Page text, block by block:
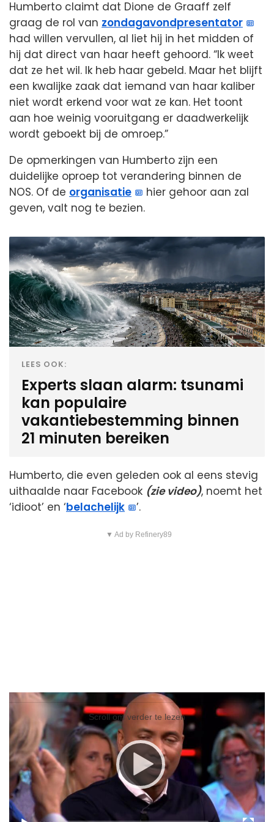
Humberto claimt dat Dione de Graaff zelf
graag de rol van zondagavondpresentator
had willen vervullen, al liet hij in het midden of
hij dat direct van haar heeft gehoord. “Ik weet
dat ze het wil. Ik heb haar gebeld. Maar het blijft
een kwalijke zaak dat iemand van haar kaliber
niet wordt erkend voor wat ze kan. Het toont
aan hoe weinig vooruitgang er daadwerkelijk
wordt geboekt bij de omroep.”
De opmerkingen van Humberto zijn een
duidelijke oproep tot verandering binnen de
NOS. Of de organisatie
hier gehoor aan zal
geven, valt nog te bezien.
LEES OOK:
Experts slaan alarm: tsunami
kan populaire
vakantiebestemming binnen
21 minuten bereiken
Humberto, die even geleden ook al eens stevig
uithaalde naar Facebook (zie video), noemt het
‘idioot’ en ‘belachelijk ’.
▼ Ad by Refinery89
Video
Player
Scroll om verder te lezen